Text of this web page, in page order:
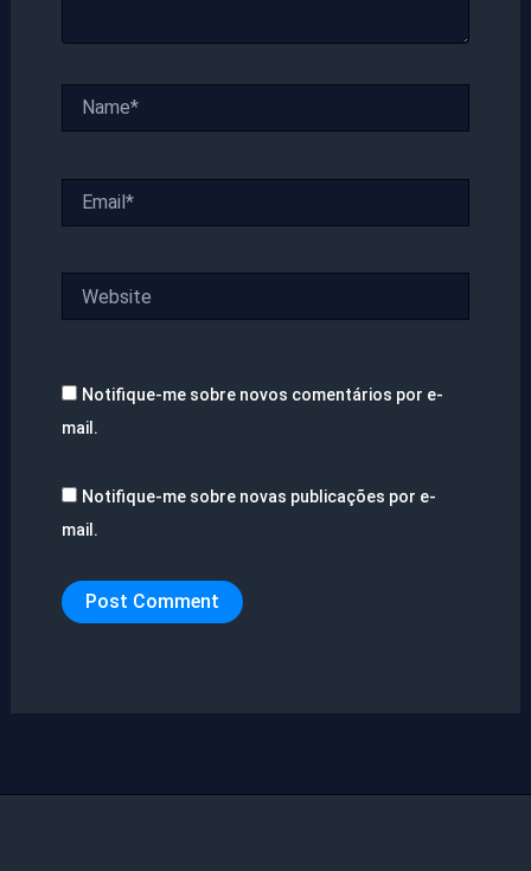
Notifique-me sobre novos comentários por e-
mail.
Notifique-me sobre novas publicações por e-
mail.